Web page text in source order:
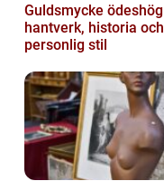
Guldsmycke ödeshög
hantverk, historia och
personlig stil